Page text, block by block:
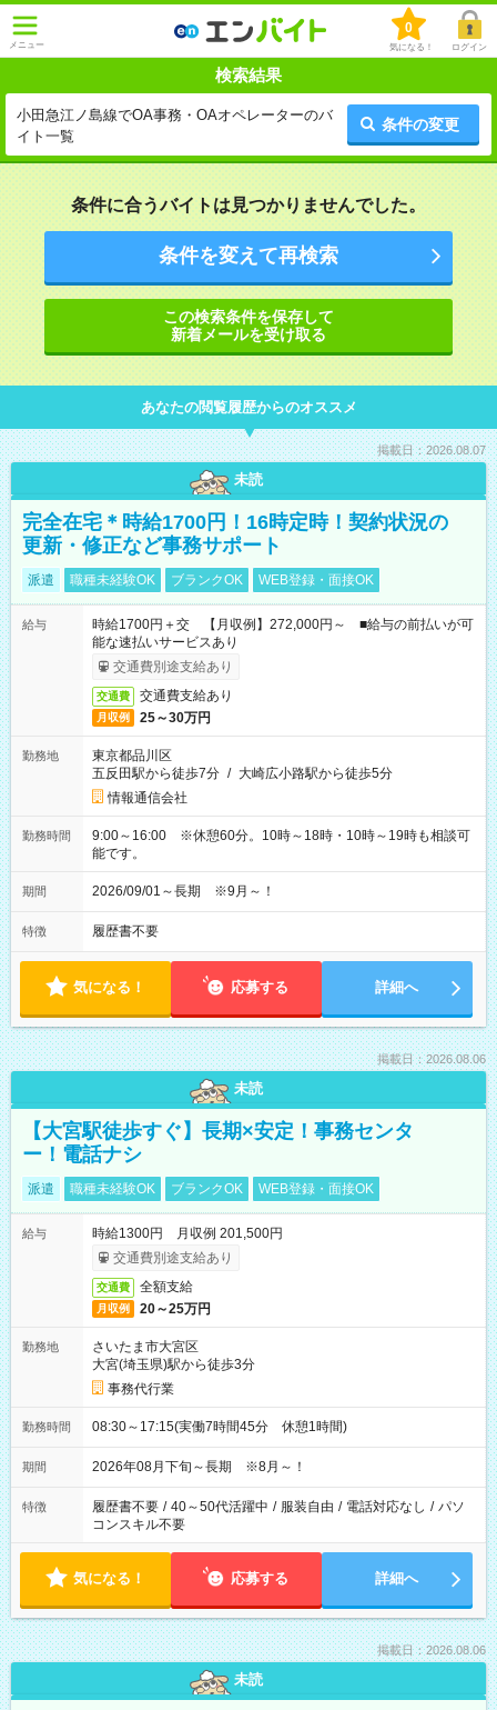
メニュー
0
気になる！ ログイン
検索結果
小田急江ノ島線でOA事務・OAオペレーターのバ
イト一覧
条件の変更
条件に合うバイトは見つかりませんでした。
条件を変えて再検索
この検索条件を保存して
新着メールを受け取る
あなたの閲覧履歴からのオススメ
掲載日：2026.08.07
未読
完全在宅＊時給1700円！16時定時！契約状況の
更新・修正など事務サポート
派遣 職種未経験OK ブランクOK WEB登録・面接OK
給与
時給1700円＋交 【月収例】272,000円～ ■給与の前払いが可
能な速払いサービスあり
交通費別途支給あり
交通費 交通費支給あり
月収例 25～30万円
勤務地
東京都品川区
五反田駅から徒歩7分 / 大崎広小路駅から徒歩5分
情報通信会社
勤務時間
9:00～16:00 ※休憩60分。10時～18時・10時～19時も相談可
能です。
期間 2026/09/01～長期 ※9月～！
特徴 履歴書不要
気になる！ 応募する 詳細へ
掲載日：2026.08.06
未読
【大宮駅徒歩すぐ】長期×安定！事務センタ
ー！電話ナシ
派遣 職種未経験OK ブランクOK WEB登録・面接OK
給与
時給1300円 月収例 201,500円
交通費別途支給あり
交通費 全額支給
月収例 20～25万円
勤務地
さいたま市大宮区
大宮(埼玉県)駅から徒歩3分
事務代行業
勤務時間 08:30～17:15(実働7時間45分 休憩1時間)
期間 2026年08月下旬～長期 ※8月～！
特徴 履歴書不要 / 40～50代活躍中 / 服装自由 / 電話対応なし / パソ
コンスキル不要
気になる！ 応募する 詳細へ
掲載日：2026.08.06
未読